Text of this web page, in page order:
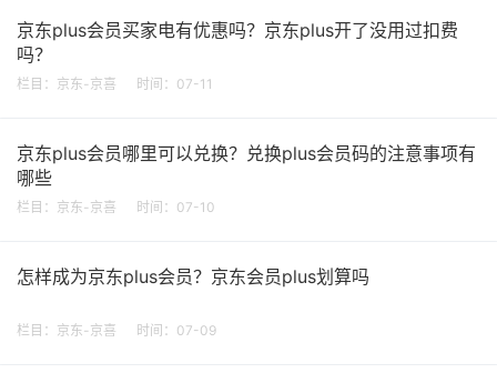
京东plus会员买家电有优惠吗？京东plus开了没用过扣费
吗？
栏目： 京东-京喜 时间：07-11
京东plus会员哪里可以兑换？兑换plus会员码的注意事项有
哪些
栏目： 京东-京喜 时间：07-10
怎样成为京东plus会员？京东会员plus划算吗
栏目： 京东-京喜 时间：07-09